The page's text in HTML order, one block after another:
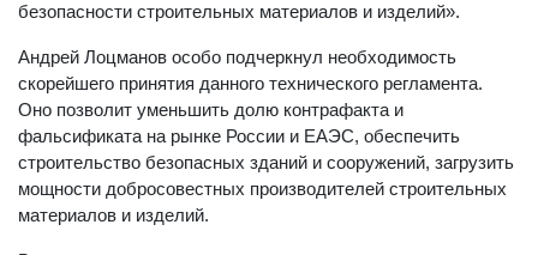
безопасности строительных материалов и изделий».
Андрей Лоцманов особо подчеркнул необходимость
скорейшего принятия данного технического регламента.
Оно позволит уменьшить долю контрафакта и
фальсификата на рынке России и ЕАЭС, обеспечить
строительство безопасных зданий и сооружений, загрузить
мощности добросовестных производителей строительных
материалов и изделий.